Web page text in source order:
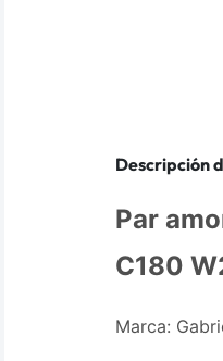
Descripción
Par
C180
Marca: